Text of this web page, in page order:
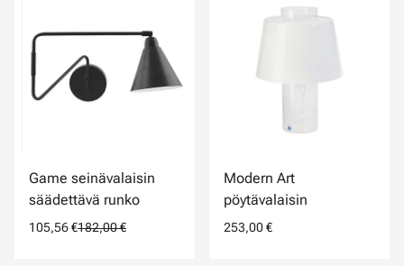
Game seinävalaisin
säädettävä runko
105,56 €182,00 €
Modern Art
pöytävalaisin
253,00 €